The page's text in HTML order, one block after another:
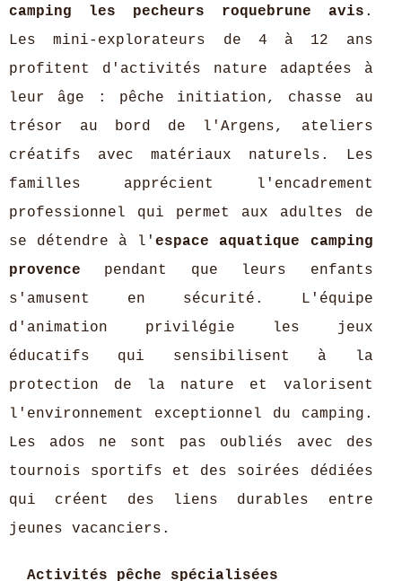
camping les pecheurs roquebrune avis .
Les mini-explorateurs de 4 à 12 ans
profitent d'activités nature adaptées à
leur âge : pêche initiation, chasse au
trésor au bord de l'Argens, ateliers
créatifs avec matériaux naturels. Les
familles apprécient l'encadrement
professionnel qui permet aux adultes de
se détendre à l'espace aquatique camping
provence pendant que leurs enfants
s'amusent en sécurité. L'équipe
d'animation privilégie les jeux
éducatifs qui sensibilisent à la
protection de la nature et valorisent
l'environnement exceptionnel du camping.
Les ados ne sont pas oubliés avec des
tournois sportifs et des soirées dédiées
qui créent des liens durables entre
jeunes vacanciers.
Activités pêche spécialisées